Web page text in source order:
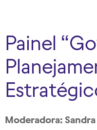
Painel
Moderadora: